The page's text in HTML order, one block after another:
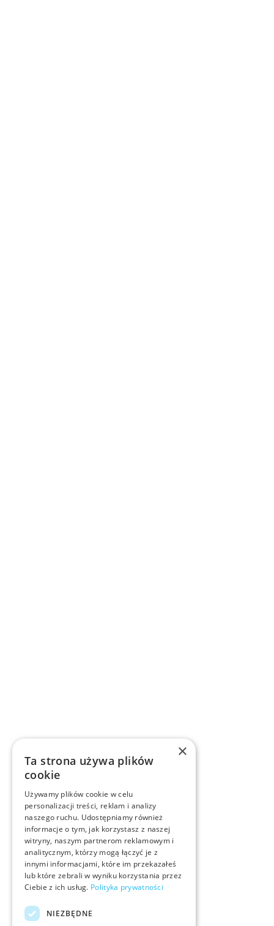
×
Ta strona używa plików
cookie
Używamy plików cookie w celu
personalizacji treści, reklam i analizy
naszego ruchu. Udostępniamy również
informacje o tym, jak korzystasz z naszej
witryny, naszym partnerom reklamowym i
analitycznym, którzy mogą łączyć je z
innymi informacjami, które im przekazałeś
lub które zebrali w wyniku korzystania przez
Ciebie z ich usług. Polityka prywatności
NIEZBĘDNE